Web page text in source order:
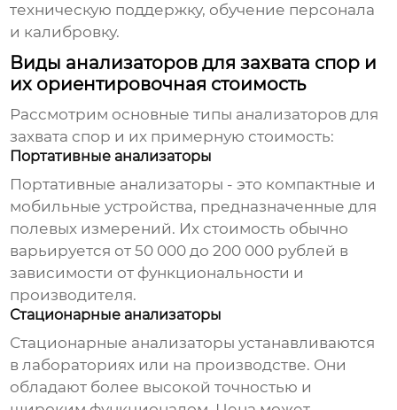
техническую поддержку, обучение персонала
и калибровку.
Виды анализаторов для захвата спор и
их ориентировочная стоимость
Рассмотрим основные типы анализаторов для
захвата спор и их примерную стоимость:
Портативные анализаторы
Портативные анализаторы - это компактные и
мобильные устройства, предназначенные для
полевых измерений. Их стоимость обычно
варьируется от 50 000 до 200 000 рублей в
зависимости от функциональности и
производителя.
Стационарные анализаторы
Стационарные анализаторы устанавливаются
в лабораториях или на производстве. Они
обладают более высокой точностью и